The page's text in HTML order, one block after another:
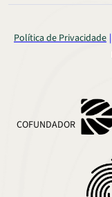
Política de Privacidade
COFUNDADOR